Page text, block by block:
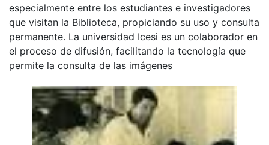
especialmente entre los estudiantes e investigadores
que visitan la Biblioteca, propiciando su uso y consulta
permanente. La universidad Icesi es un colaborador en
el proceso de difusión, facilitando la tecnología que
permite la consulta de las imágenes